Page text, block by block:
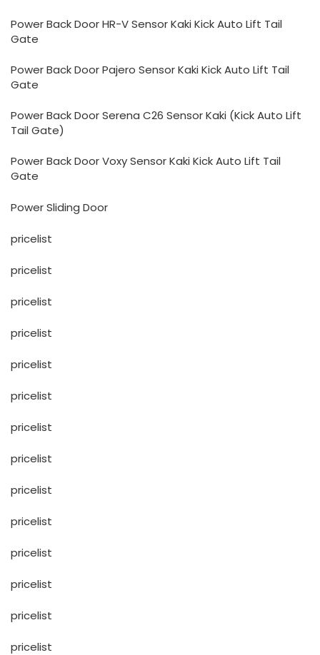
Power Back Door HR-V Sensor Kaki Kick Auto Lift Tail
Gate
Power Back Door Pajero Sensor Kaki Kick Auto Lift Tail
Gate
Power Back Door Serena C26 Sensor Kaki (Kick Auto Lift
Tail Gate)
Power Back Door Voxy Sensor Kaki Kick Auto Lift Tail
Gate
Power Sliding Door
pricelist
pricelist
pricelist
pricelist
pricelist
pricelist
pricelist
pricelist
pricelist
pricelist
pricelist
pricelist
pricelist
pricelist